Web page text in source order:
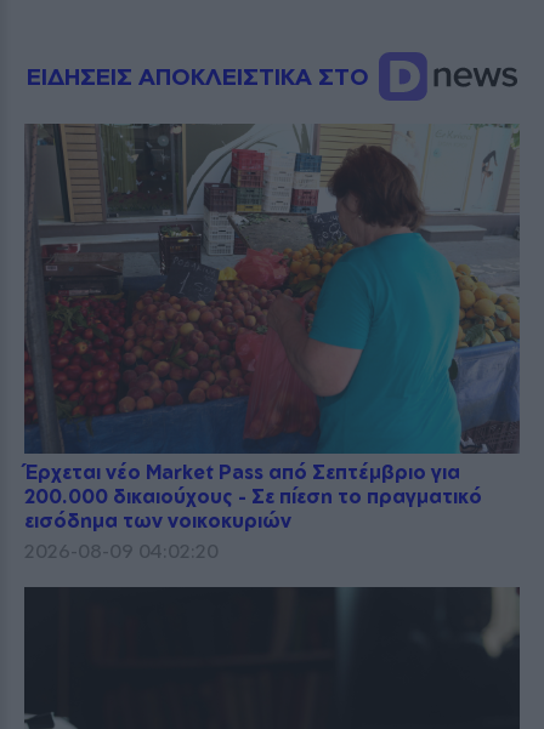
ΕΙΔΗΣΕΙΣ ΑΠΟΚΛΕΙΣΤΙΚΑ ΣΤΟ
Έρχεται νέο Market Pass από Σεπτέμβριο για
200.000 δικαιούχους - Σε πίεση το πραγματικό
εισόδημα των νοικοκυριών
2026-08-09 04:02:20